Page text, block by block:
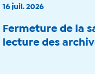
16 juil. 2026
Fermeture de la
lecture des